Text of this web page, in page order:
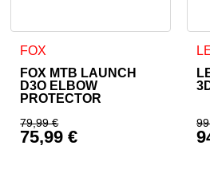
FOX
FOX MTB LAUNCH
D3O ELBOW
PROTECTOR
79,99€
Ursprünglicher Preis
75,99€
Dieses Produkt weist mehrere